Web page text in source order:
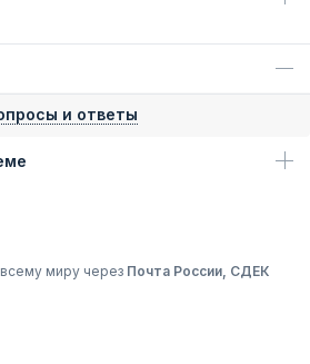
и ответы
миру через Почта России, СДЕК